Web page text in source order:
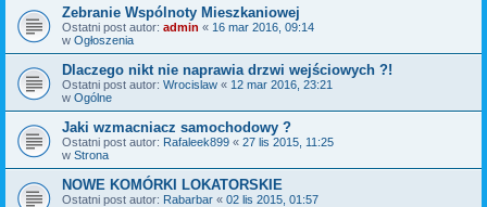
Zebranie Wspólnoty Mieszkaniowej
Ostatni post autor: admin « 16 mar 2016, 09:14
w Ogłoszenia
Dlaczego nikt nie naprawia drzwi wejściowych ?!
Ostatni post autor: Wrocislaw « 12 mar 2016, 23:21
w Ogólne
Jaki wzmacniacz samochodowy ?
Ostatni post autor: Rafaleek899 « 27 lis 2015, 11:25
w Strona
NOWE KOMÓRKI LOKATORSKIE
Ostatni post autor: Rabarbar « 02 lis 2015, 01:57